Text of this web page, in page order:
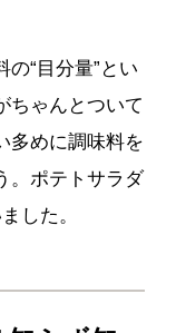
“目分量”とい
ちゃんとついて
多めに調味料を
。ポテトサラダ
した。